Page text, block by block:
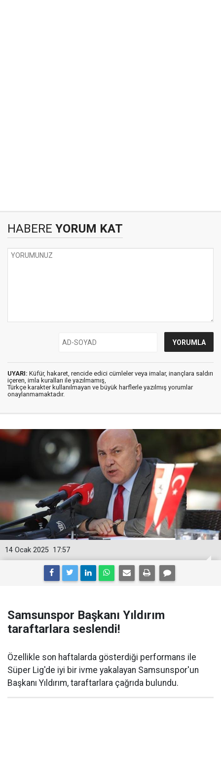
HABERE YORUM KAT
UYARI: Küfür, hakaret, rencide edici cümleler veya imalar, inançlara saldırı
içeren, imla kuralları ile yazılmamış,
Türkçe karakter kullanılmayan ve büyük harflerle yazılmış yorumlar
onaylanmamaktadır.
17:57
14 Ocak 2025
Samsunspor Başkanı Yıldırım
taraftarlara seslendi!
Özellikle son haftalarda gösterdiği performans ile
Süper Lig'de iyi bir ivme yakalayan Samsunspor'un
Başkanı Yıldırım, taraftarlara çağrıda bulundu.